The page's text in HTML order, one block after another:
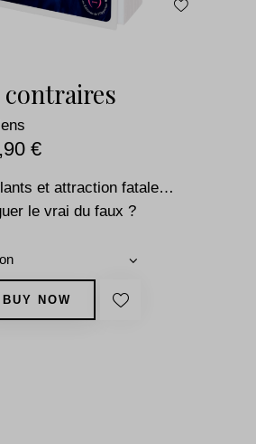
€
et attraction fatale…
le vrai du faux ?
BUY NOW